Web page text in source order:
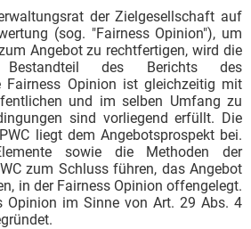
der Zielgesellschaft auf
(sog. "Fairness Opinion"), um
Angebot zu rechtfertigen, wird die
Bestandteil des Berichts des
Fairness Opinion ist gleichzeitig mit
und im selben Umfang zu
sind vorliegend erfüllt. Die
liegt dem Angebotsprospekt bei.
sowie die Methoden der
zum Schluss führen, das Angebot
in der Fairness Opinion offengelegt.
Opinion im Sinne von Art. 29 Abs. 4